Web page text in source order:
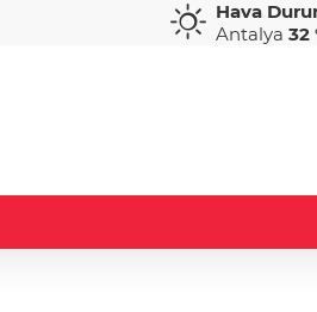
%0,07
Hava
Antalya 32